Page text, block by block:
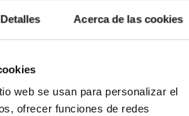
Detalles Acerca de las cookies
web se usan para personalizar el
ofrecer funciones de redes
Ventalló
Calonge
Escala (L')
Albons Massanes